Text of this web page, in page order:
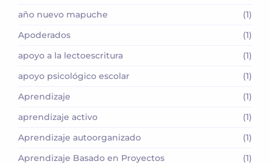
año nuevo mapuche
(1)
Apoderados
(1)
apoyo a la lectoescritura
(1)
apoyo psicológico escolar
(1)
Aprendizaje
(1)
aprendizaje activo
(1)
Aprendizaje autoorganizado
(1)
Aprendizaje Basado en Proyectos
(1)